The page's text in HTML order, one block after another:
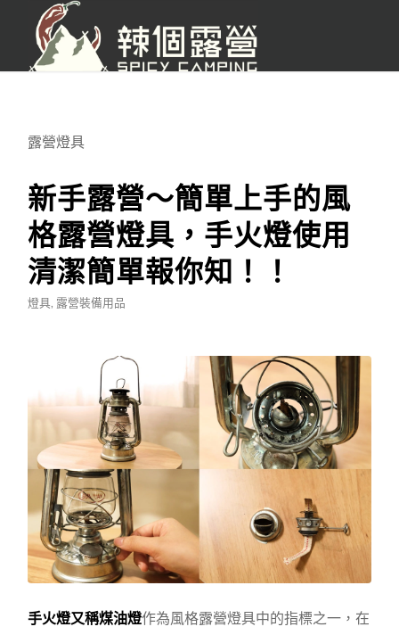
露營燈具
新手露營～簡單上手的風
格露營燈具，手火燈使用
清潔簡單報你知！！
燈具 露營裝備用品
手火燈又稱煤油燈作為風格露營燈具中的指標之一，在